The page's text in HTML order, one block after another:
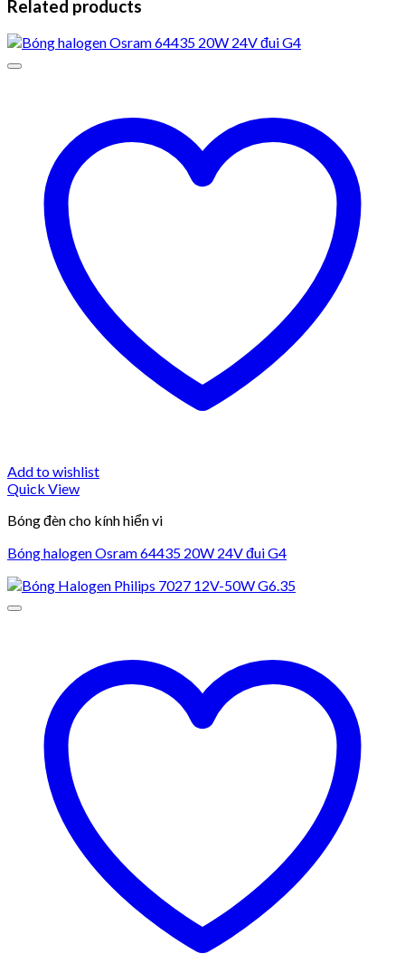
Related products
Add to wishlist
Quick View
Bóng đèn cho kính hiển vi
Bóng halogen Osram 64435 20W 24V đui G4